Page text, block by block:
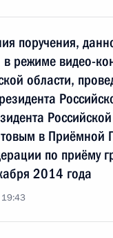
поручения,
режиме видео-
области,
в Приёмной
по приёму
2014 года
19:43